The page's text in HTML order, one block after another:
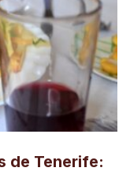
de Tenerife: